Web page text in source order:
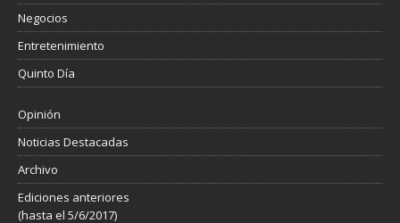
Negocios
Entretenimiento
Quinto Día
Opinión
Noticias Destacadas
Archivo
Ediciones anteriores
(hasta el 5/6/2017)